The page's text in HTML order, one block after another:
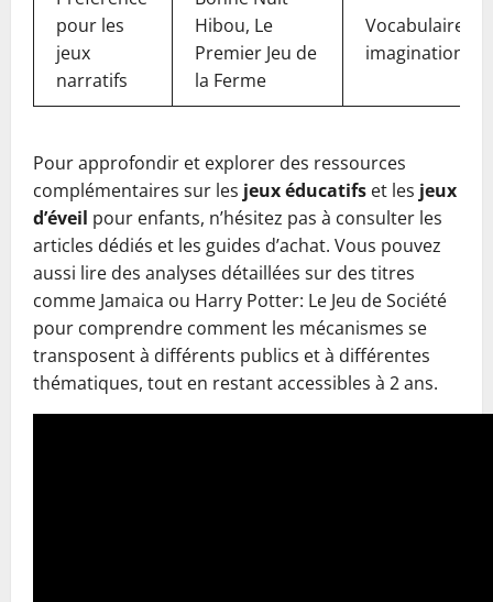
pour les
jeux
narratifs
Hibou, Le
Premier Jeu de
la Ferme
Vocabulaire,
imagination
Pour approfondir et explorer des ressources
complémentaires sur les jeux éducatifs et les jeux
d’éveil pour enfants, n’hésitez pas à consulter les
articles dédiés et les guides d’achat. Vous pouvez
aussi lire des analyses détaillées sur des titres
comme Jamaica ou Harry Potter: Le Jeu de Société
pour comprendre comment les mécanismes se
transposent à différents publics et à différentes
thématiques, tout en restant accessibles à 2 ans.